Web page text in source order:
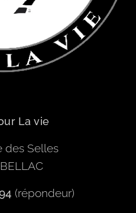
La vie
des Selles
(répondeur)